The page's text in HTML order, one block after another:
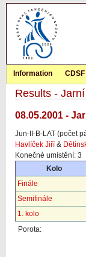
Information
Results -
08.05.2001 -
Jun-II-B-LAT (počet
Havlíček Jiří &
Konečné umístění: 3
Kolo
Finále
Semifinále
1. kolo
Porota: